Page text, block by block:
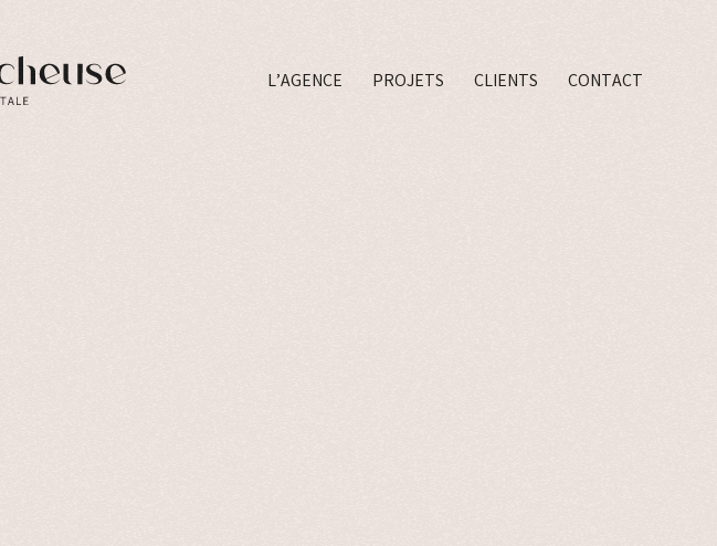
L’AGENCE PROJETS CLIENTS CONTACT